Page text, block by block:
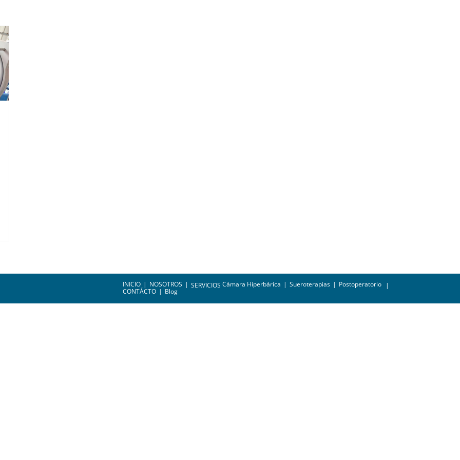
INICIO NOSOTROS SERVICIOS Cámara Hiperbárica Sueroterapias
Postoperatorio
CONTÁCTO
Blog